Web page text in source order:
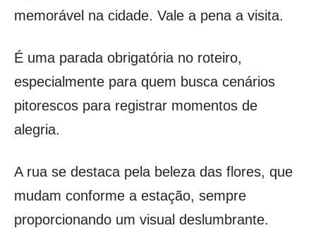
memorável na cidade. Vale a pena a visita.
É uma parada obrigatória no roteiro,
especialmente para quem busca cenários
pitorescos para registrar momentos de
alegria.
A rua se destaca pela beleza das flores, que
mudam conforme a estação, sempre
proporcionando um visual deslumbrante.